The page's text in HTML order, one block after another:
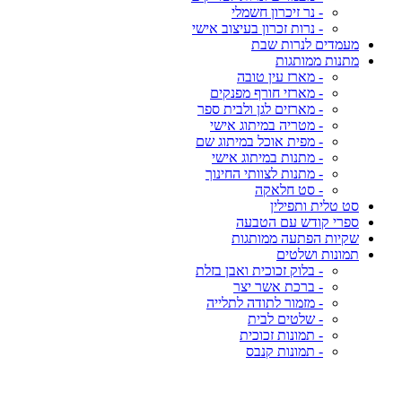
- נר זיכרון חשמלי
- נרות זכרון בעיצוב אישי
מעמדים לנרות שבת
מתנות ממותגות
- מארז עין טובה
- מארזי חורף מפנקים
- מארזים לגן ולבית ספר
- מטריה במיתוג אישי
- מפית אוכל במיתוג שם
- מתנות במיתוג אישי
- מתנות לצוותי החינוך
- סט חלאקה
סט טלית ותפילין
ספרי קודש עם הטבעה
שקיות הפתעה ממותגות
תמונות ושלטים
- בלוק זכוכית ואבן בזלת
- ברכת אשר יצר
- מזמור לתודה לתלייה
- שלטים לבית
- תמונות זכוכית
- תמונות קנבס